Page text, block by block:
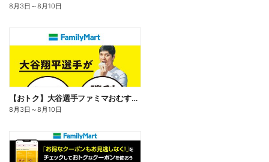
8月3日 ～8月10日
【おトク】大谷選手ファミマおむすび割
8月3日 ～8月10日